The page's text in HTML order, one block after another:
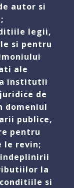
autor si
legii,
si pentru
ale
institutii
de
domeniul
publice,
pentru
le revin;
la
si